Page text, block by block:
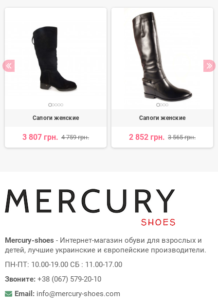
Сапоги женские
3 807 грн. 4 759 грн.
Сапоги женские
2 852 грн. 3 565 грн.
Mercury-shoes - Интернет-магазин обуви для взрослых и
детей, лучшие украинские и європейские производители.
ПН-ПТ: 10.00-19.00 СБ : 11.00-17.00
Звоните: +38 (067) 579-20-10
Email: info@mercury-shoes.com